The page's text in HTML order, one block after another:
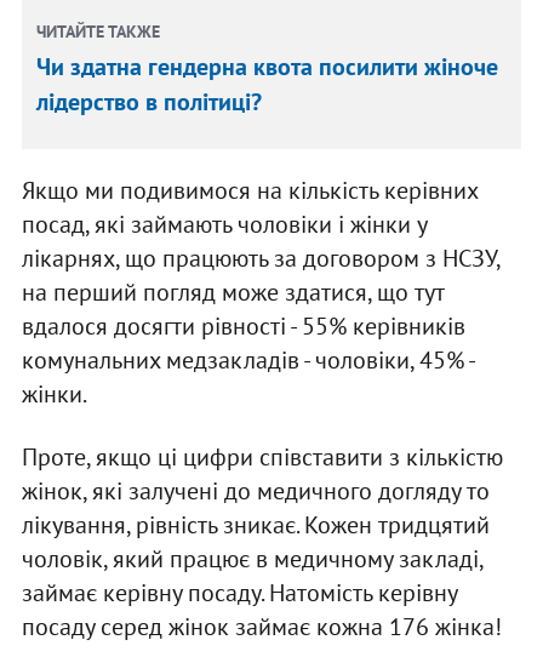
ЧИТАЙТЕ ТАКЖЕ
Чи здатна гендерна квота посилити жіноче
лідерство в політиці?
Якщо ми подивимося на кількість керівних
посад, які займають чоловіки і жінки у
лікарнях, що працюють за договором з НСЗУ,
на перший погляд може здатися, що тут
вдалося досягти рівності - 55% керівників
комунальних медзакладів - чоловіки, 45% -
жінки.
Проте, якщо ці цифри співставити з кількістю
жінок, які залучені до медичного догляду то
лікування, рівність зникає. Кожен тридцятий
чоловік, який працює в медичному закладі,
займає керівну посаду. Натомість керівну
посаду серед жінок займає кожна 176 жінка!